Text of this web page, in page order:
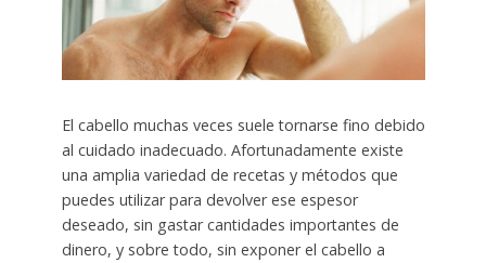
El cabello muchas veces suele tornarse fino debido
al cuidado inadecuado. Afortunadamente existe
una amplia variedad de recetas y métodos que
puedes utilizar para devolver ese espesor
deseado, sin gastar cantidades importantes de
dinero, y sobre todo, sin exponer el cabello a